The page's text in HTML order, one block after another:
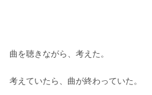
曲を聴きながら、考えた。
考えていたら、曲が終わっていた。